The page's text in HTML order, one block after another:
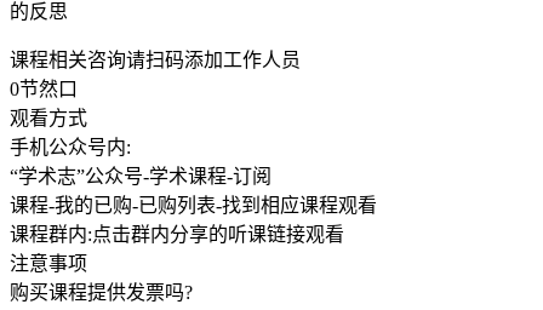
的反思
课程相关咨询请扫码添加工作人员
0节然口
观看方式
手机公众号内:
“学术志”公众号-学术课程-订阅
课程-我的已购-已购列表-找到相应课程观看
课程群内:点击群内分享的听课链接观看
注意事项
购买课程提供发票吗?